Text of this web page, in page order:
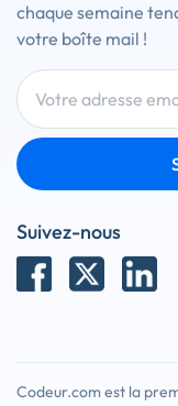
chaque semaine
votre boîte mail !
Suivez-nous
Codeur.com est la